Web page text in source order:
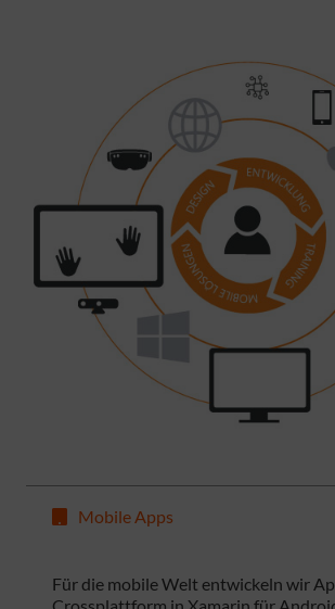
Mobile Apps
Für die mobile Welt entwickeln wir